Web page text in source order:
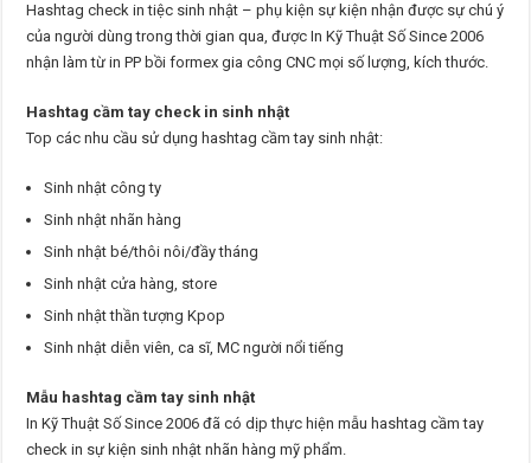
Hashtag check in tiệc sinh nhật – phụ kiện sự kiện nhận được sự chú ý
của người dùng trong thời gian qua, được In Kỹ Thuật Số Since 2006
nhận làm từ in PP bồi formex gia công CNC mọi số lượng, kích thước.
Hashtag cầm tay check in sinh nhật
Top các nhu cầu sử dụng hashtag cầm tay sinh nhật:
Sinh nhật công ty
Sinh nhật nhãn hàng
Sinh nhật bé/thôi nôi/đầy tháng
Sinh nhật cửa hàng, store
Sinh nhật thần tượng Kpop
Sinh nhật diễn viên, ca sĩ, MC người nổi tiếng
Mẫu hashtag cầm tay sinh nhật
In Kỹ Thuật Số Since 2006 đã có dịp thực hiện mẫu hashtag cầm tay
check in sự kiện sinh nhật nhãn hàng mỹ phẩm.